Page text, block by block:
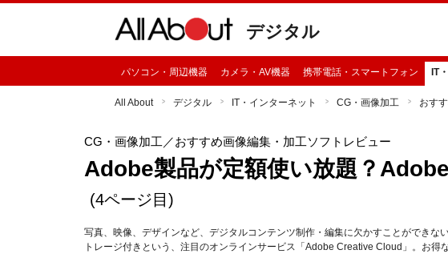
デジタル
パソコン・周辺機器 カメラ・AV機器 携帯電話・スマートフォン IT
All About デジタル IT・インターネット CG・画像加工 おす
CG・画像加工 ／おすすめ画像編集・加工ソフトレビュー
Adobe製品が定額使い放題？
(4ページ目)
写真、映像、デザインなど、デジタルコンテンツ制作・編集に欠かすことができな
トレージ付きという、注目のオンラインサービス「Adobe Creative Cloud」。お